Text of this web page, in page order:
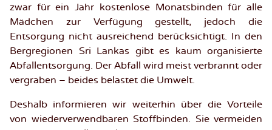
zwar für ein Jahr kostenlose Monatsbinden für alle
Mädchen zur Verfügung gestellt, jedoch die
Entsorgung nicht ausreichend berücksichtigt. In den
Bergregionen Sri Lankas gibt es kaum organisierte
Abfallentsorgung. Der Abfall wird meist verbrannt oder
vergraben – beides belastet die Umwelt.
Deshalb informieren wir weiterhin über die Vorteile
von wiederverwendbaren Stoffbinden. Sie vermeiden